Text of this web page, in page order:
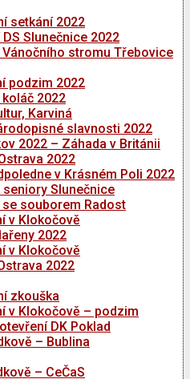
setkání 2022
Slunečnice 2022
stromu Třebovice
podzim 2022
2022
Karviná
slavnosti 2022
2022 – Záhada v Británii
2022
v Krásném Poli 2022
Slunečnice
souborem Radost
v Klokočově
2022
v Klokočově
2022
zkouška
v Klokočově – podzim
DK Poklad
– Bublina
– CeČaS